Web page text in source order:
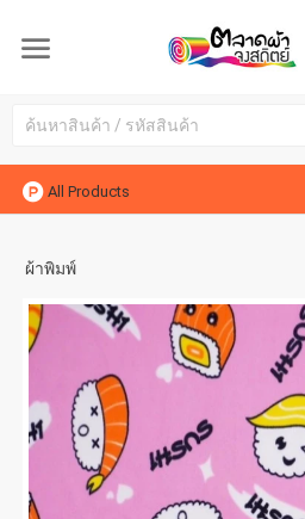
All Products
ผ้าพิมพ์